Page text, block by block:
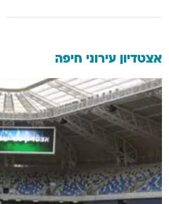
אצטדיון עירוני חיפה